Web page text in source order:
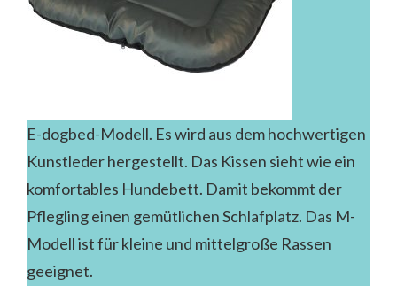
E-dogbed-Modell. Es wird aus dem hochwertigen
Kunstleder hergestellt. Das Kissen sieht wie ein
komfortables Hundebett. Damit bekommt der
Pflegling einen gemütlichen Schlafplatz. Das M-
Modell ist für kleine und mittelgroße Rassen
geeignet.